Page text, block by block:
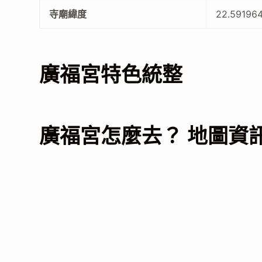
寺廟緯度
廣福宮特色統整
廣福宮怎麼去？ 地圖資